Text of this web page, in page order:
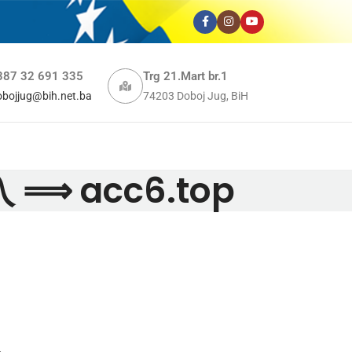
32 691 335 Trg 21.Mart br.1
74203 Doboj Jug, BiH
⟹ acc6.top